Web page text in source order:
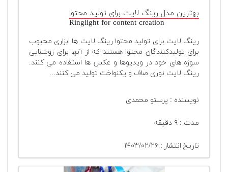
بهترین مدل رینگ لایت برای تولید محتوا
Ringlight for content creation
رینگ لایت برای تولید محتوا رینگ لایت ها ابزاری محبوب
برای تولیدکنندگان محتوا هستند که از آنها برای روشنایی
سوژه های خود در ویدیوها و عکس ها استفاده می کنند.
رینگ لایت نوری صاف و یکنواخت تولید می کنند...
نویسنده : پرستو محمدی
مدت : ۹ دقیقه
تاریخ انتشار : ۱۴۰۳/۰۲/۲۶